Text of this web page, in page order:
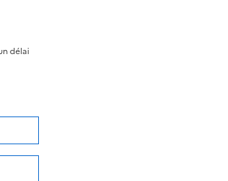
délai